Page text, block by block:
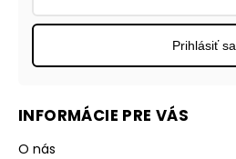
INFORMÁCIE PRE VÁS
O nás
Prihlásiť sa